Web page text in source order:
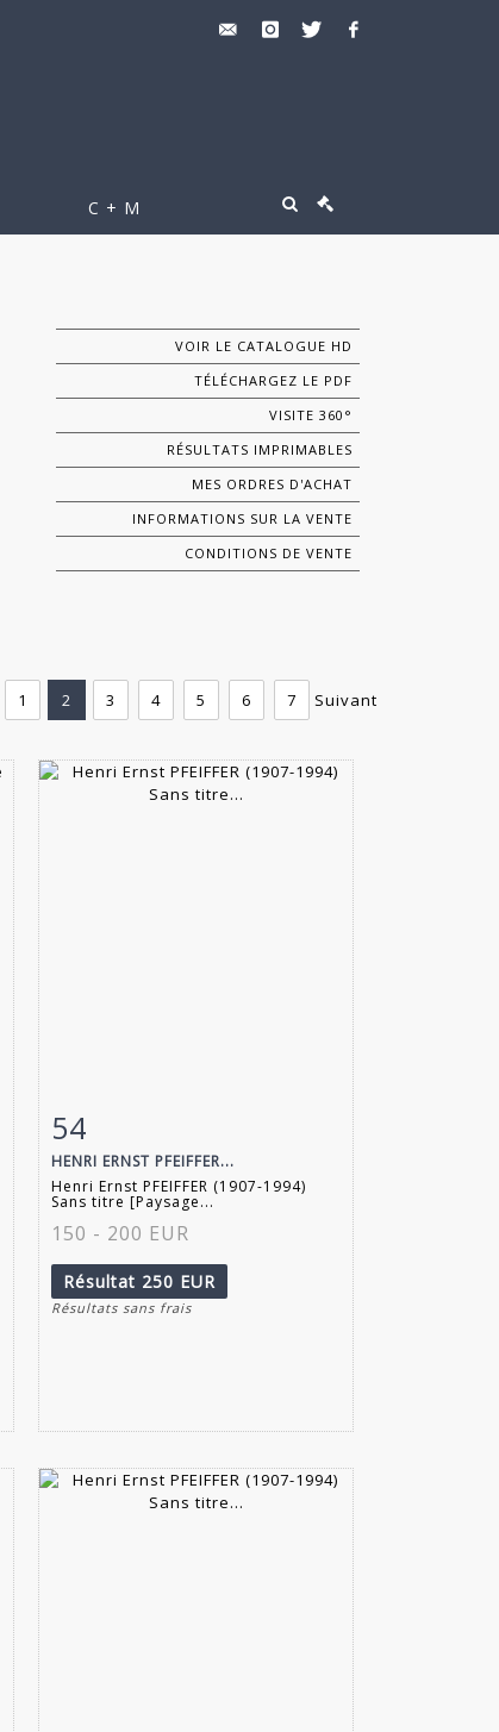
C + M
VOIR LE CATALOGUE HD
TÉLÉCHARGEZ LE PDF
VISITE 360°
RÉSULTATS IMPRIMABLES
MES ORDRES D'ACHAT
INFORMATIONS SUR LA VENTE
CONDITIONS DE VENTE
1 2 3 4 5 6 7 Suivant
Fiche détaillée
54
HENRI ERNST PFEIFFER...
Henri Ernst PFEIFFER (1907-1994)
Sans titre [Paysage...
150 - 200 EUR
Résultat 250 EUR
Résultats sans frais